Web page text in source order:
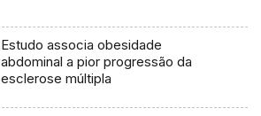
Estudo associa obesidade
abdominal a pior progressão da
esclerose múltipla